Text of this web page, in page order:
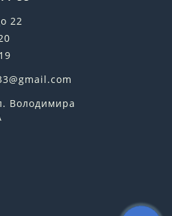
22
Володимира